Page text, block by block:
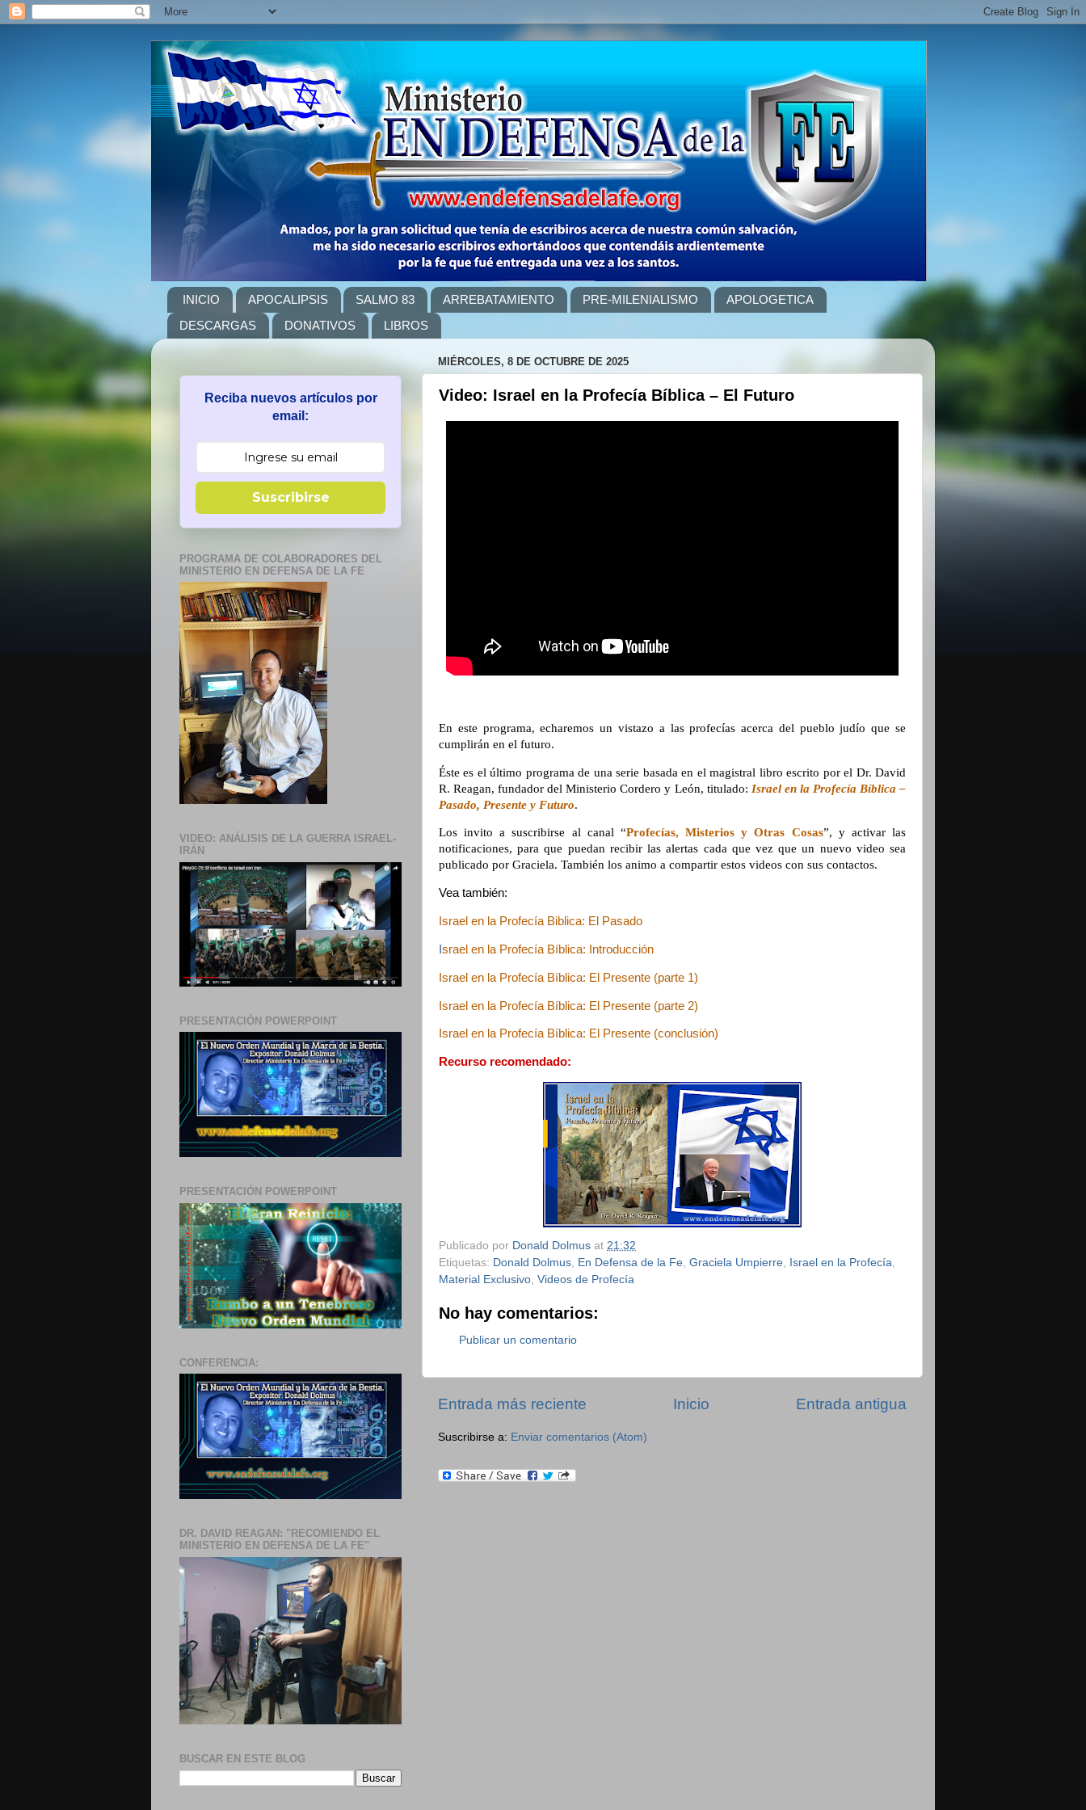
INICIO APOCALIPSIS SALMO 83 ARREBATAMIENTO PRE-MILENIALISMO
APOLOGETICA
DESCARGAS
DONATIVOS LIBROS
MIÉRCOLES, 8 DE OCTUBRE DE 2025
Video: Israel en la Profecía Bíblica – El Futuro
En este programa, echaremos un vistazo a las profecías acerca del pueblo judío que se
cumplirán en el futuro.
Éste es el último programa de una serie basada en el magistral libro escrito por el Dr. David
R. Reagan, fundador del Ministerio Cordero y León, titulado: Israel en la Profecía Bíblica –
Pasado, Presente y Futuro.
Los invito a suscribirse al canal “Profecías, Misterios y Otras Cosas”, y activar las
notificaciones, para que puedan recibir las alertas cada que vez que un nuevo video sea
publicado por Graciela. También los animo a compartir estos videos con sus contactos.
Vea también:
Israel en la Profecía Biblica: El Pasado
srael en la Profecía Bíblica: Introducción
Israel en la Profecía Bíblica: El Presente (parte 1)
Israel en la Profecía Bíblica: El Presente (parte 2)
Israel en la Profecía Bíblica: El Presente (conclusión)
Recurso recomendado:
Publicado por Donald Dolmus at 21:32
Etiquetas: Donald Dolmus En Defensa de la Fe Graciela Umpierre Israel en la Profecía
Material Exclusivo Videos de Profecía
No hay comentarios:
Publicar un comentario
Entrada más reciente Entrada antigua
Inicio
Suscribirse a: Enviar comentarios (Atom)
Reciba nuevos artículos por
email:
Suscribirse
PROGRAMA DE COLABORADORES DEL
MINISTERIO EN DEFENSA DE LA FE
VIDEO: ANÁLISIS DE LA GUERRA ISRAEL-
IRÁN
PRESENTACIÓN POWERPOINT
PRESENTACIÓN POWERPOINT
CONFERENCIA:
DR. DAVID REAGAN: "RECOMIENDO EL
MINISTERIO EN DEFENSA DE LA FE"
BUSCAR EN ESTE BLOG